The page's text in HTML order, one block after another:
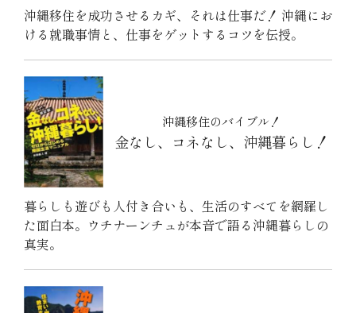
沖縄移住を成功させるカギ、それは仕事だ！ 沖縄にお
ける就職事情と、仕事をゲットするコツを伝授。
沖縄移住のバイブル！
金なし、コネなし、沖縄暮らし！
暮らしも遊びも人付き合いも、生活のすべてを網羅し
た面白本。ウチナーンチュが本音で語る沖縄暮らしの
真実。